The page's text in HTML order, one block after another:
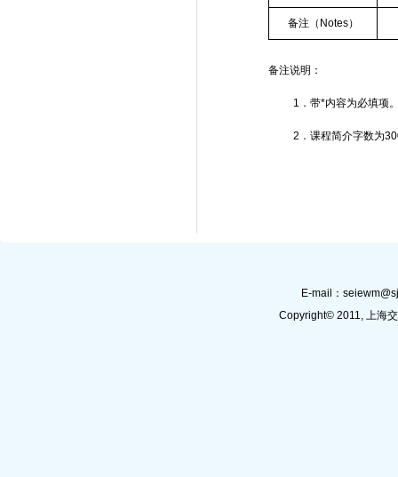
备注（ Notes）
备注说明：
1 ．带*内容为必填项
2 ．课程简介字数为
E-mail：
Copyright© 2011, 上海